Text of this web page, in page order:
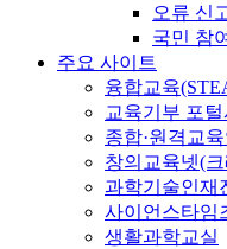
오류 신
국민 참
주요 사이트
융합교육
교육기부 포
종합·원격교
창의교육넷(
과학기술인재
사이언스타임
생활과학교실